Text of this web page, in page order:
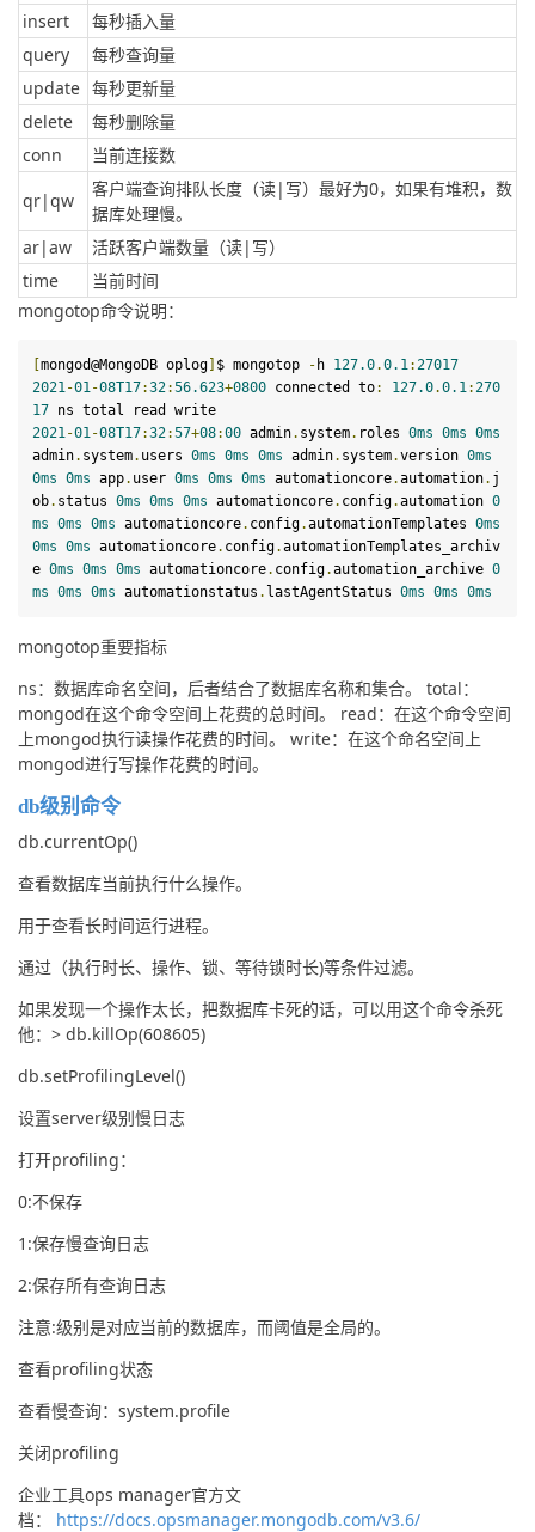
insert
每秒插入量
query
每秒查询量
update 每秒更新量
delete
每秒删除量
conn
当前连接数
qr|qw
客户端查询排队长度（读|写）最好为0，如果有堆积，数
据库处理慢。
ar|aw
活跃客户端数量（读|写）
time
当前时间
mongotop命令说明：
[mongod@MongoDB oplog] $ mongotop - h 127.0.0. 1 : 27017
2021 -01 -08T17:32:56.623+0800 connected to: 127.0.0. 1 : 270
17 ns total read
write
2021 -01 -08T17:32:57+08:00 admin. system. roles 0ms 0ms 0ms
admin. system. users 0ms 0ms 0ms admin. system.version 0ms
0ms 0ms app. user 0ms 0ms 0ms automationcore.automation. j
ob. status 0ms 0ms 0ms automationcore. config.automation 0
ms 0ms 0ms automationcore. config.automationTemplates 0ms
0ms 0ms automationcore. config.automationTemplates_archiv
e 0ms 0ms 0ms automationcore. config.automation_archive 0
ms 0ms 0ms automationstatus . lastAgentStatus 0ms 0ms 0ms
mongotop重要指标
ns：数据库命名空间，后者结合了数据库名称和集合。 total：
mongod在这个命令空间上花费的总时间。 read：在这个命令空间
上mongod执行读操作花费的时间。 write：在这个命名空间上
mongod进行写操作花费的时间。
db级别命令
db.currentOp()
查看数据库当前执行什么操作。
用于查看长时间运行进程。
通过（执行时长、操作、锁、等待锁时长)等条件过滤。
如果发现一个操作太长，把数据库卡死的话，可以用这个命令杀死
他：> db.killOp(608605)
db.setProfilingLevel()
设置server级别慢日志
打开profiling：
0:不保存
1:保存慢查询日志
2:保存所有查询日志
注意:级别是对应当前的数据库，而阈值是全局的。
查看profiling状态
查看慢查询：system.profile
关闭profiling
企业工具ops manager官方文
档： https://docs.opsmanager.mongodb.com/v3.6/